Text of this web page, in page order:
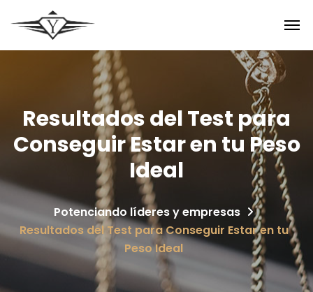
Resultados del Test para
Conseguir Estar en tu Peso
Ideal
Potenciando líderes y empresas
Resultados del Test para Conseguir Estar en tu
Peso Ideal